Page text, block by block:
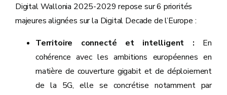
Digital Wallonia 2025-2029 repose sur 6 priorités
majeures alignées sur la Digital Decade de l’Europe :
Territoire connecté et intelligent : En
cohérence avec les ambitions européennes en
matière de couverture gigabit et de déploiement
de la 5G, elle se concrétise notamment par